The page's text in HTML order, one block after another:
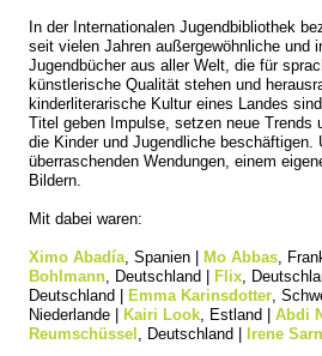
In der Internationalen Jugendbibliothek
seit vielen Jahren außergewöhnliche und
Jugendbücher aus aller Welt, die für
künstlerische Qualität stehen und
kinderliterarische Kultur eines Landes
Titel geben Impulse, setzen neue Trends
die Kinder und Jugendliche beschäftigen.
überraschenden Wendungen, einem
Bildern.
Mit dabei waren:
Ximo Abadía, Spanien | Mo Abbas,
Bohlmann, Deutschland | Flix,
Deutschland |
Emma Karinsdotter,
Niederlande |
Kairi Look, Estland | Abdi
Reumschüssel , Deutschland | Irene